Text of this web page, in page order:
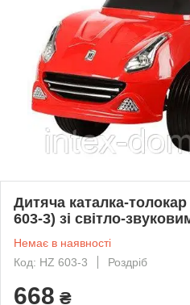
Дитяча каталка-
603-3) зі світло-
Немає в наявності
Код: HZ 603-3
Роздріб
668 ₴